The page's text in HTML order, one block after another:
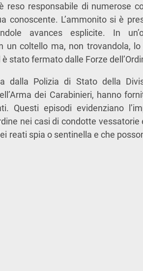
reso responsabile di numerose
conoscente. L’ammonito si è
avances esplicite. In
un coltello ma, non trovandola,
stato fermato dalle Forze
dalla Polizia di Stato della
dei Carabinieri, hanno
Questi episodi evidenziano
nei casi di condotte
reati spia o sentinella e che